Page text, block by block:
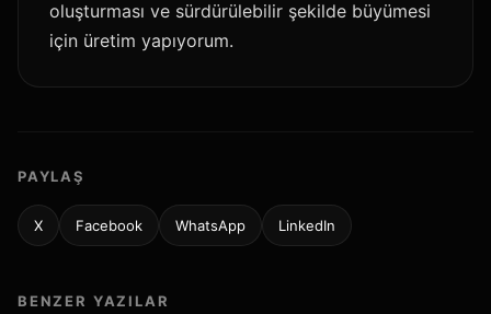
oluşturması ve sürdürülebilir şekilde büyümesi
için üretim yapıyorum.
PAYLAŞ
X Facebook WhatsApp LinkedIn
BENZER YAZILAR